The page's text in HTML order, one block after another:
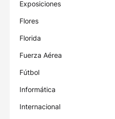
Exposiciones
Flores
Florida
Fuerza Aérea
Fútbol
Informática
Internacional